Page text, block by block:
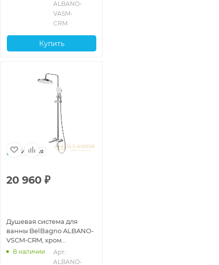
ALBANO-
VASM-
CRM
Купить
Италия
20 960 ₽
Душевая система для
ванны BelBagno ALBANO-
VSCM-CRM, хром
глянцевый глянцевый
В наличии
Арт.:
ALBANO-